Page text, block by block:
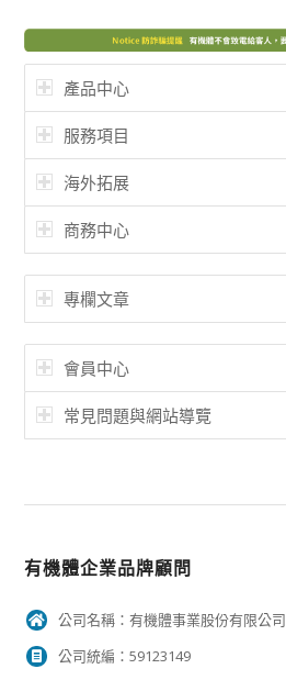
產品中心
服務項目
海外拓展
商務中心
專欄文章
會員中心
常見問題與網站導覽
有機體企業品牌顧問
公司名稱：有機體事業股份有限公司
公司統編：59123149